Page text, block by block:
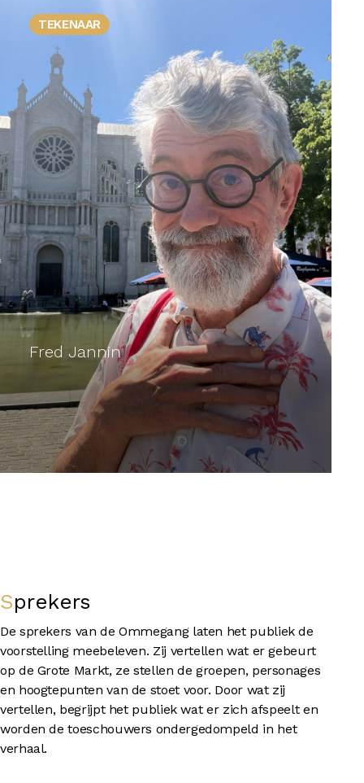
TEKENAAR
Fred Jannin
Sprekers
De sprekers van de Ommegang laten het publiek de
voorstelling meebeleven. Zij vertellen wat er gebeurt
op de Grote Markt, ze stellen de groepen, personages
en hoogtepunten van de stoet voor. Door wat zij
vertellen, begrijpt het publiek wat er zich afspeelt en
worden de toeschouwers ondergedompeld in het
verhaal.